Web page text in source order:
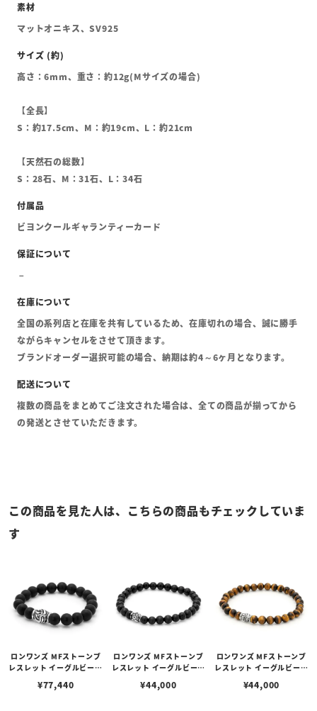
マットオニキス、SV925
高さ：6mm、重さ：約12g(Mサイズの場合)
【全長】
S：約17.5cm、M：約19cm、L：約21cm
【天然石の総数】
S：28石、M：31石、L：34石
ビヨンクールギャランティーカード
全国の系列店と在庫を共有しているため、在庫切れの場合、誠に勝手
ながらキャンセルをさせて頂きます。
ブランドオーダー選択可能の場合、納期は約4～6ヶ月となります。
複数の商品をまとめてご注文された場合は、全ての商品が揃ってから
の発送とさせていただきます。
この商品を見た人は、こちらの商品もチェックしていま
す
ロンワンズ MFストーンブ
レスレット イーグルビーズ
¥77,440
ロンワンズ MFストーンブ
レスレット イーグルビーズ
¥44,000
ロンワンズ MFストーンブ
レスレット イーグルビーズ
¥44,000